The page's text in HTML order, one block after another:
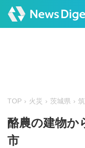
TOP 火災 茨城県
酪農の建物か
市